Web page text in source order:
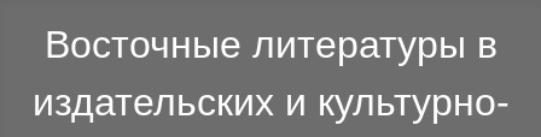
Восточные литературы в
издательских и культурно-